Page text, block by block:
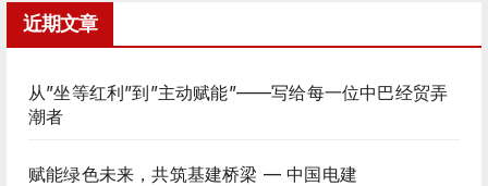
近期文章
从”坐等红利”到”主动赋能”——写给每一位中巴经贸弄
潮者
赋能绿色未来，共筑基建桥梁 — 中国电建